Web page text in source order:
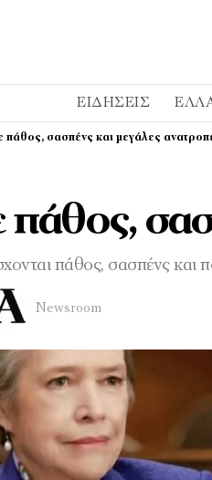
ΕΙΔΉΣΕΙΣ
πάθος, σασπένς και μεγάλες
πάθος, σασπένς και
Newsroom